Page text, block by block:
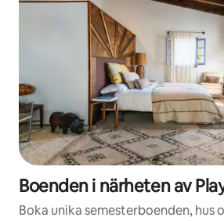
Boenden i närheten av
Boka unika semesterboenden, hus